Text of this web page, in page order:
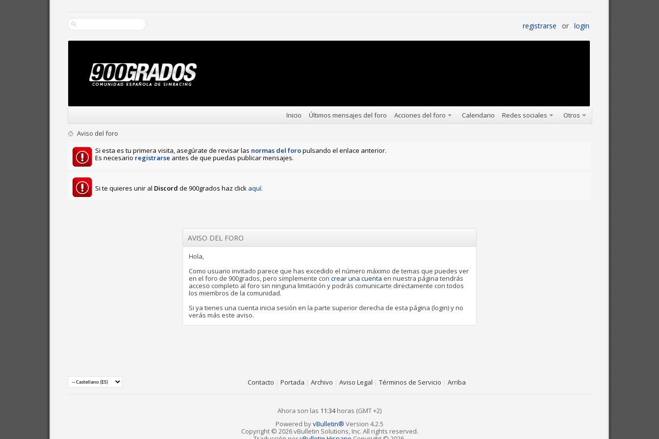
registrarse or login
Inicio Últimos mensajes del foro Acciones del foro Calendario Redes sociales Otros
Aviso del foro
Si esta es tu primera visita, asegúrate de revisar las normas del foropulsando el enlace anterior.
Es necesario registrarse antes de que puedas publicar mensajes.
Si te quieres unir al Discord de 900grados haz click aquí.
AVISO DEL FORO
Hola,
Como usuario invitado parece que has excedido el número máximo de temas que puedes ver
en el foro de 900grados, pero simplemente con crear una cuenta en nuestra página tendrás
acceso completo al foro sin ninguna limitación y podrás comunicarte directamente con todos
los miembros de la comunidad.
Si ya tienes una cuenta inicia sesión en la parte superior derecha de esta página (login) y no
verás más este aviso.
Contacto | Portada | Archivo | Aviso Legal | Términos de Servicio | Arriba
Ahora son las 11:34horas (GMT +2)
Powered byvBulletin® Version 4.2.5
Copyright © 2026 vBulletin Solutions, Inc. All rights reserved.